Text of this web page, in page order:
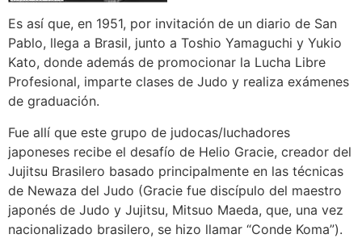
Es así que, en 1951, por invitación de un diario de San
Pablo, llega a Brasil, junto a Toshio Yamaguchi y Yukio
Kato, donde además de promocionar la Lucha Libre
Profesional, imparte clases de Judo y realiza exámenes
de graduación.
Fue allí que este grupo de judocas/luchadores
japoneses recibe el desafío de Helio Gracie, creador del
Jujitsu Brasilero basado principalmente en las técnicas
de Newaza del Judo (Gracie fue discípulo del maestro
japonés de Judo y Jujitsu, Mitsuo Maeda, que, una vez
nacionalizado brasilero, se hizo llamar “Conde Koma”).